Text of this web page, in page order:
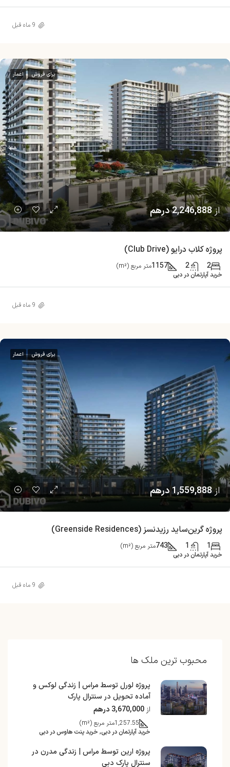
9 ماه قبل
برای فروش اعمار
از2,246,888 درهم
پروژه کلاب درایو (Club Drive)
2
2
1157متر مربع (m²)
خرید آپارتمان در دبی
9 ماه قبل
برای فروش اعمار
از1,559,888 درهم
پروژه گرین‌ساید رزیدنسز (Greenside Residences)
1
1
743متر مربع (m²)
خرید آپارتمان در دبی
9 ماه قبل
محبوب ترین ملک ها
پروژه لورل توسط مراس | زندگی لوکس و
آماده تحویل در سنترال پارک
از 3,670,000 درهم
1,257.55متر مربع (m²)
خرید آپارتمان در دبی, خرید پنت هاوس در دبی
پروژه ارین توسط مراس | زندگی مدرن در
سنترال پارک دبی